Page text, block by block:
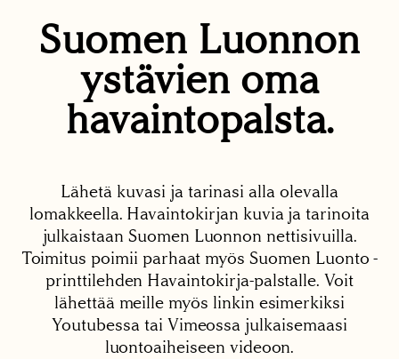
Suomen Luonnon
ystävien oma
havaintopalsta.
Lähetä kuvasi ja tarinasi alla olevalla
lomakkeella. Havaintokirjan kuvia ja tarinoita
julkaistaan Suomen Luonnon nettisivuilla.
Toimitus poimii parhaat myös Suomen Luonto -
printtilehden Havaintokirja-palstalle. Voit
lähettää meille myös linkin esimerkiksi
Youtubessa tai Vimeossa julkaisemaasi
luontoaiheiseen videoon.